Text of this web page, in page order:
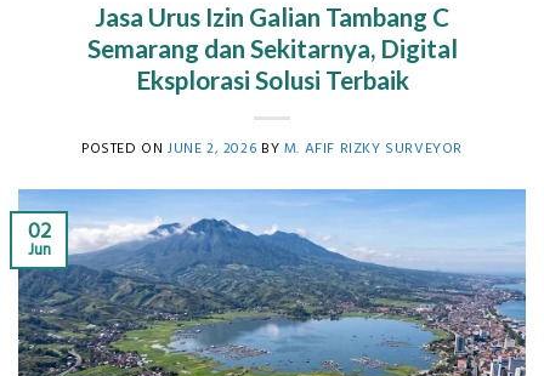
Jasa Urus Izin Galian Tambang C
Semarang dan Sekitarnya, Digital
Eksplorasi Solusi Terbaik
POSTED ONJUNE 2, 2026 BY M. AFIF RIZKY SURVEYOR
02
Jun